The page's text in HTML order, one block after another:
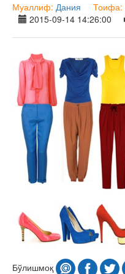
Муаллиф: Дания Тоифа:
2015-09-14 14:26:00
Бўлишмоқ